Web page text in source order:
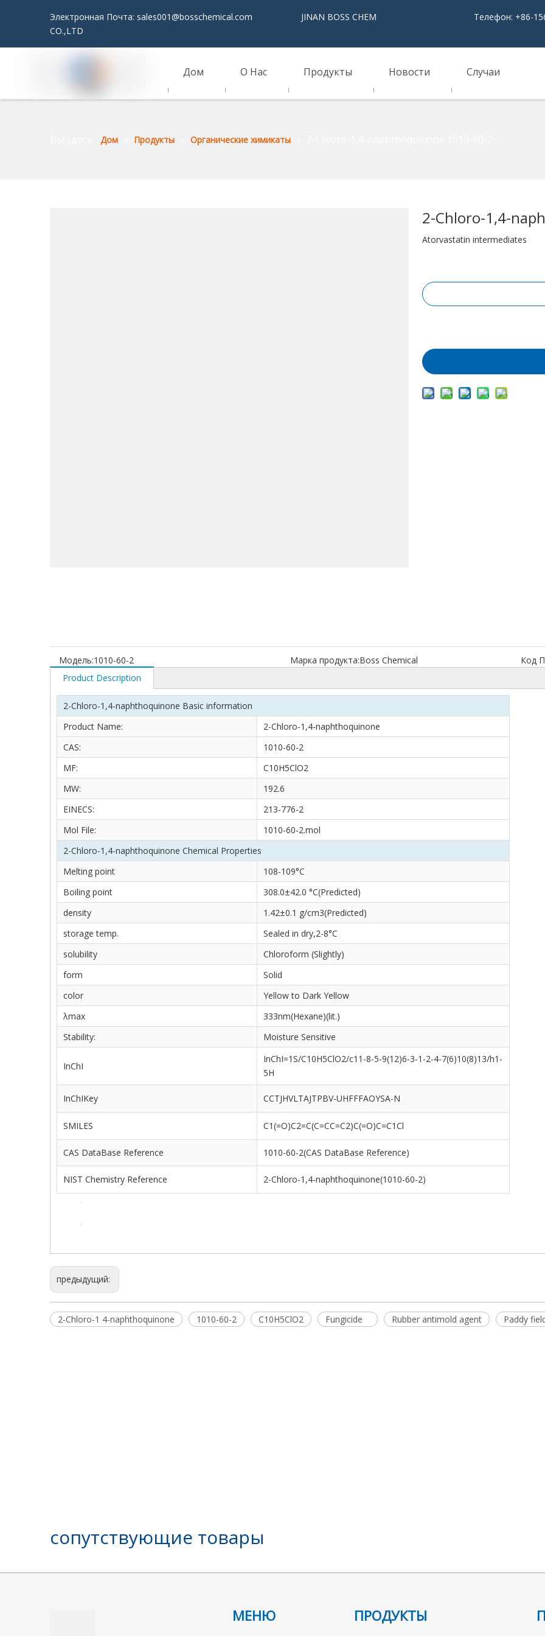
Электронная Почта: sales001@bosschemical.com JINAN BOSS CHEM
CO.,LTD
Телефон: +86-
Дом О Нас Продукты Новости Случаи
Дом Продукты Органические химикаты
2-Chloro-1,4-
Atorvastatin intermediates
Модель:1010-60-2 Марка продукта:Boss Chemical Код
Product Description
2-Chloro-1,4-naphthoquinone Basic information
Product Name:
2-Chloro-1,4-naphthoquinone
CAS:
1010-60-2
MF:
C10H5ClO2
MW:
192.6
EINECS:
213-776-2
Mol File:
1010-60-2.mol
2-Chloro-1,4-naphthoquinone Chemical Properties
Melting point
108-109°C
Boiling point
308.0±42.0 °C(Predicted)
density
1.42±0.1 g/cm3(Predicted)
storage temp.
Sealed in dry,2-8°C
solubility
Chloroform (Slightly)
form
Solid
color
Yellow to Dark Yellow
λmax
333nm(Hexane)(lit.)
Stability:
Moisture Sensitive
InChI
InChI=1S/C10H5ClO2/c11-8-5-9(12)6-3-1-2-4-7(6)10(8)13/h1-
5H
InChIKey CCTJHVLTAJTPBV-UHFFFAOYSA-N
SMILES C1(=O)C2=C(C=CC=C2)C(=O)C=C1Cl
CAS DataBase Reference 1010-60-2(CAS DataBase Reference)
NIST Chemistry Reference 2-Chloro-1,4-naphthoquinone(1010-60-2)
предыдущий:
2-Chloro-1 4-naphthoquinone 1010-60-2 C10H5ClO2 Fungicide Rubber antimold agent Paddy
сопутствующие товары
МЕНЮ ПРОДУКТЫ